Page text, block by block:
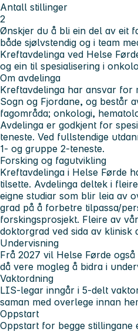
Antall stillinger
2
Ønskjer du å bli ein del av eit
både sjølvstendig og i team
Kreftavdelinga ved Helse
og ein til spesialisering i
Om avdelinga
Kreftavdelinga har ansvar for
Sogn og Fjordane, og består
fagområda; onkologi,
Avdelinga er godkjent for
teneste. Ved fullstendige
1- og gruppe 2-teneste.
Forsking og fagutvikling
Kreftavdelinga i Helse Førde
tilsette. Avdelinga deltek i
eigne studiar som blir leia av
grad på å forbetre tilpassa/
forskingsprosjekt. Fleire av
doktorgrad ved sida av klinisk
Undervisning
Frå 2027 vil Helse Førde
då vere mogleg å bidra i
Vaktordning
LIS-legar inngår i 5-delt
saman med overlege innan
Oppstart
Oppstart for begge stillingane